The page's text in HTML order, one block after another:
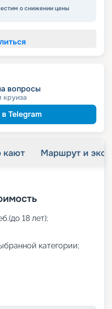
о снижении цены
вопросы
Telegram
кают Маршрут и
18 лет);
категории;